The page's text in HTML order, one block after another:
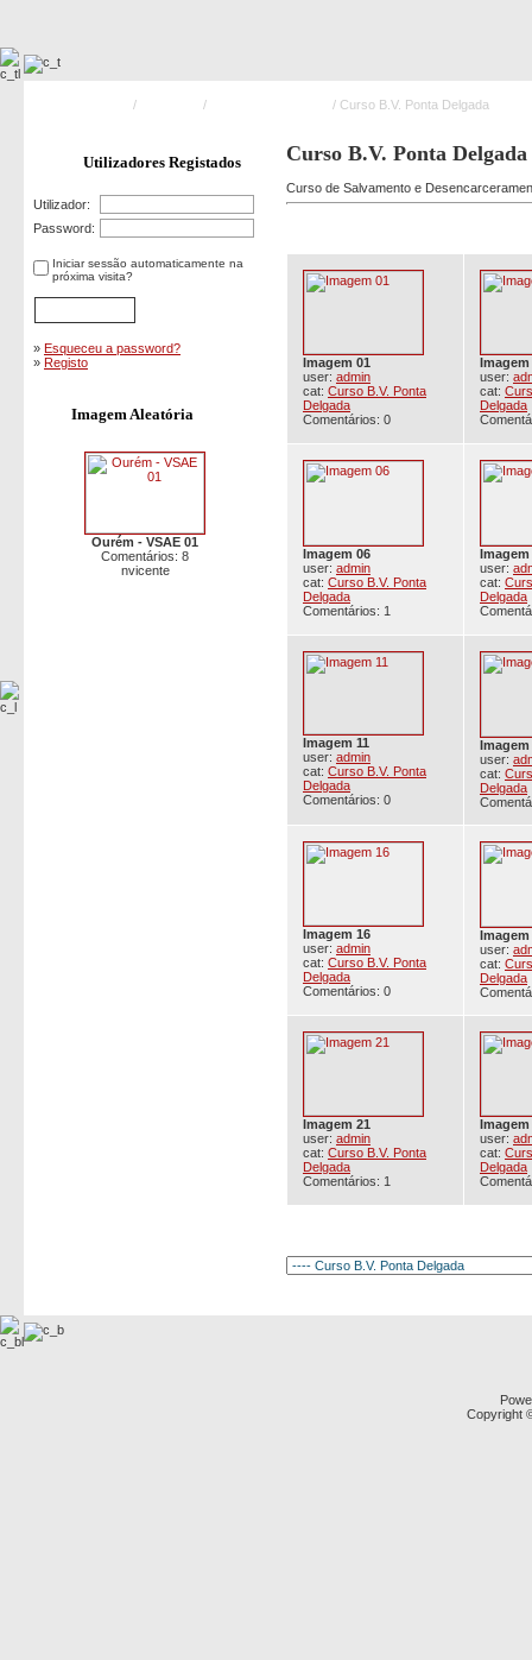
/ / / Curso B.V. Ponta Delgada
Utilizadores Registados
Utilizador:
Password:
Iniciar sessão automaticamente na
próxima visita?
» Esqueceu a password?
» Registo
Imagem Aleatória
Ourém - VSAE 01
Comentários: 8
nvicente
Curso B.V. Ponta Delgada
Curso de Salvamento e
Imagem 01
user: admin
cat: Curso B.V. Ponta
Delgada
Comentários: 0
Imagem
user:
cat:
Delgada
Imagem 06
user: admin
cat: Curso B.V. Ponta
Delgada
Comentários: 1
Imagem
user:
cat:
Delgada
Imagem 11
user: admin
cat: Curso B.V. Ponta
Delgada
Comentários: 0
Imagem
user:
cat:
Delgada
Imagem 16
user: admin
cat: Curso B.V. Ponta
Delgada
Comentários: 0
Imagem
user:
cat:
Delgada
Imagem 21
user: admin
cat: Curso B.V. Ponta
Delgada
Comentários: 1
Imagem
user:
cat:
Delgada
Copyright